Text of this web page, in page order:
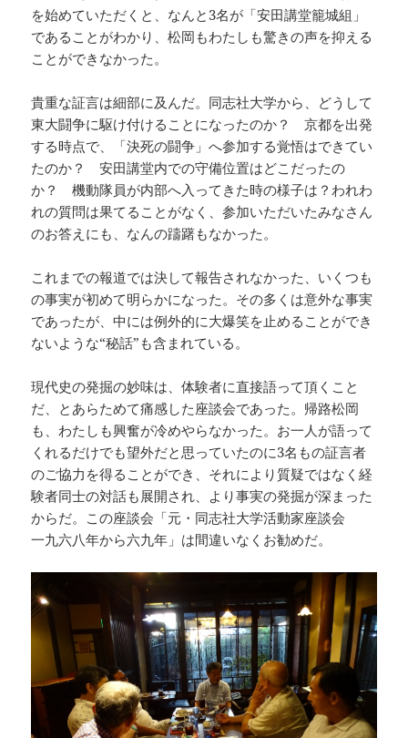
を始めていただくと、なんと3名が「安田講堂籠城組」
であることがわかり、松岡もわたしも驚きの声を抑える
ことができなかった。
貴重な証言は細部に及んだ。同志社大学から、どうして
東大闘争に駆け付けることになったのか？ 京都を出発
する時点で、「決死の闘争」へ参加する覚悟はできてい
たのか？ 安田講堂内での守備位置はどこだったの
か？ 機動隊員が内部へ入ってきた時の様子は？われわ
れの質問は果てることがなく、参加いただいたみなさん
のお答えにも、なんの躊躇もなかった。
これまでの報道では決して報告されなかった、いくつも
の事実が初めて明らかになった。その多くは意外な事実
であったが、中には例外的に大爆笑を止めることができ
ないような“秘話”も含まれている。
現代史の発掘の妙味は、体験者に直接語って頂くこと
だ、とあらためて痛感した座談会であった。帰路松岡
も、わたしも興奮が冷めやらなかった。お一人が語って
くれるだけでも望外だと思っていたのに3名もの証言者
のご協力を得ることができ、それにより質疑ではなく経
験者同士の対話も展開され、より事実の発掘が深まった
からだ。この座談会「元・同志社大学活動家座談会
一九六八年から六九年」は間違いなくお勧めだ。